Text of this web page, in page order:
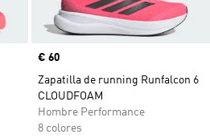
Precio
€ 60
Zapatilla de running Runfalcon 6
CLOUDFOAM
Hombre Performance
8 colores